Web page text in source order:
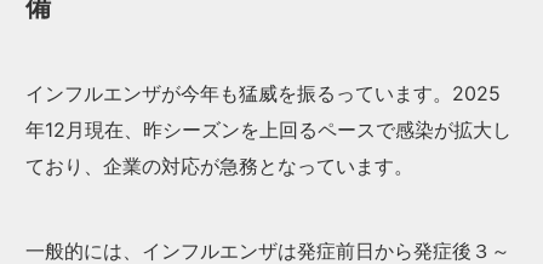
インフルエンザが今年も猛威を振るっています。2025
年12月現在、昨シーズンを上回るペースで感染が拡大し
ており、企業の対応が急務となっています。
一般的には、インフルエンザは発症前日から発症後３～